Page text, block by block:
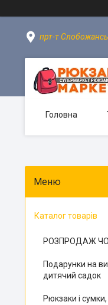
прт-т
Головна
Каталог товарів
РОЗПРОДАЖ
Подарунки на
дитячий садок
Рюкзаки і